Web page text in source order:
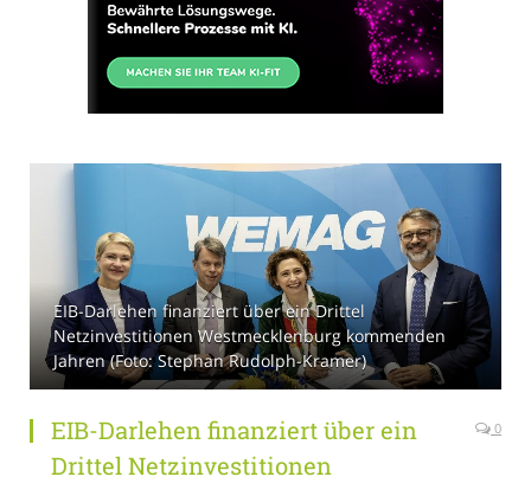
EIB-Darlehen finanziert über ein Drittel
Netzinvestitionen Westmecklenburg kommenden
Jahren (Foto: Stephan Rudolph-Kramer)
EIB-Darlehen finanziert über ein
Drittel Netzinvestitionen
0